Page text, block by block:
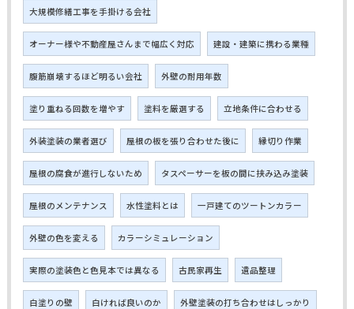
大規模修繕工事を手掛ける会社
オーナー様や不動産屋さんまで幅広く対応 建設・建築に携わる業種
腹筋崩壊するほど明るい会社 外壁の耐用年数
塗り重ねる回数を増やす 塗料を厳選する 立地条件に合わせる
外装塗装の業者選び 屋根の板を張り合わせた後に 縁切り作業
屋根の腐食が進行しないため タスペーサーを板の間に挟み込み塗装
屋根のメンテナンス 水性塗料とは 一戸建てのツートンカラー
外壁の色を変える カラーシミュレーション
実際の塗装色と色見本では異なる 古民家再生 遺品整理
白塗りの壁 白ければ良いのか 外壁塗装の打ち合わせはしっかり